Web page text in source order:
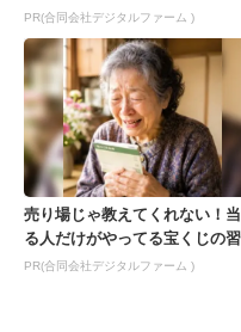
れ
PR(合同会社デジタルファーム )
売り場じゃ教えてくれない！
る人だけがやってる宝くじの
PR(合同会社デジタルファーム )